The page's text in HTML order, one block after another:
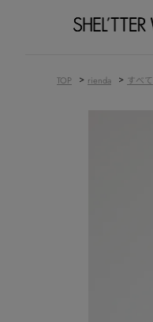
TOP > rienda > すべて